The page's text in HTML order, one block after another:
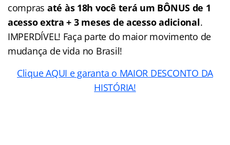
compras até às 18h você terá um BÔNUS de 1
acesso extra + 3 meses de acesso adicional.
IMPERDÍVEL! Faça parte do maior movimento de
mudança de vida no Brasil!
Clique AQUI e garanta o MAIOR DESCONTO DA
HISTÓRIA!